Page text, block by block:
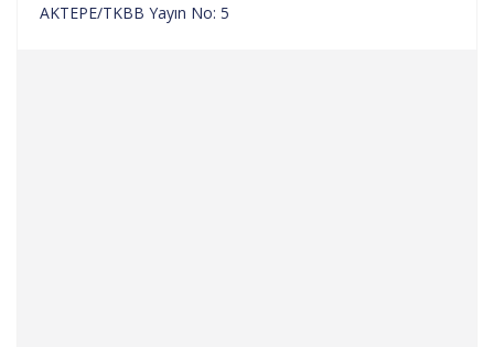
AKTEPE/TKBB Yayın No: 5